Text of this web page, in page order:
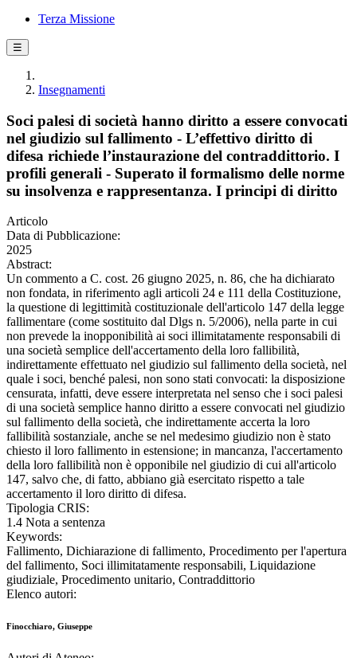
Terza Missione
☰
Insegnamenti
Soci palesi di società hanno diritto a essere convocati
nel giudizio sul fallimento - L’effettivo diritto di
difesa richiede l’instaurazione del contraddittorio. I
profili generali - Superato il formalismo delle norme
su insolvenza e rappresentanza. I principi di diritto
Articolo
Data di Pubblicazione:
2025
Abstract:
Un commento a C. cost. 26 giugno 2025, n. 86, che ha dichiarato
non fondata, in riferimento agli articoli 24 e 111 della Costituzione,
la questione di legittimità costituzionale dell'articolo 147 della legge
fallimentare (come sostituito dal Dlgs n. 5/2006), nella parte in cui
non prevede la inopponibilità ai soci illimitatamente responsabili di
una società semplice dell'accertamento della loro fallibilità,
indirettamente effettuato nel giudizio sul fallimento della società, nel
quale i soci, benché palesi, non sono stati convocati: la disposizione
censurata, infatti, deve essere interpretata nel senso che i soci palesi
di una società semplice hanno diritto a essere convocati nel giudizio
sul fallimento della società, che indirettamente accerta la loro
fallibilità sostanziale, anche se nel medesimo giudizio non è stato
chiesto il loro fallimento in estensione; in mancanza, l'accertamento
della loro fallibilità non è opponibile nel giudizio di cui all'articolo
147, salvo che, di fatto, abbiano già esercitato rispetto a tale
accertamento il loro diritto di difesa.
Tipologia CRIS:
1.4 Nota a sentenza
Keywords:
Fallimento, Dichiarazione di fallimento, Procedimento per l'apertura
del fallimento, Soci illimitatamente responsabili, Liquidazione
giudiziale, Procedimento unitario, Contraddittorio
Elenco autori:
Finocchiaro, Giuseppe